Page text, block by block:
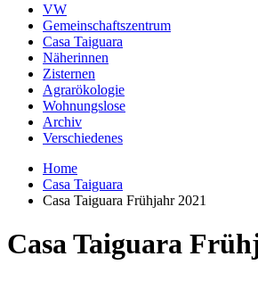
VW
Gemeinschaftszentrum
Casa Taiguara
Näherinnen
Zisternen
Agrarökologie
Wohnungslose
Archiv
Verschiedenes
Home
Casa Taiguara
Casa Taiguara Frühjahr 2021
Casa Taiguara